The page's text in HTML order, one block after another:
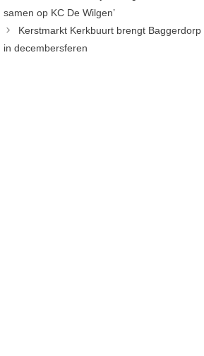
samen op KC De Wilgen’
Kerstmarkt Kerkbuurt brengt Baggerdorp
in decembersferen